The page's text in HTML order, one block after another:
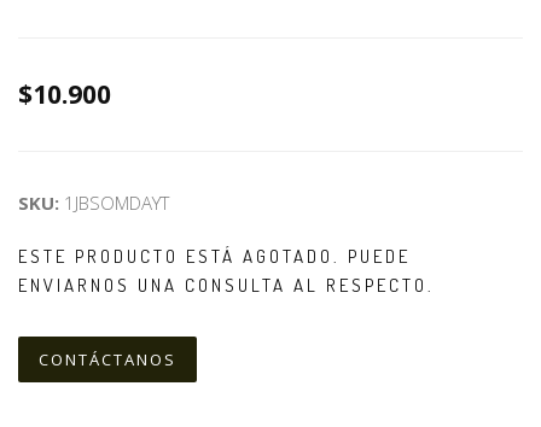
$10.900
SKU: 1JBSOMDAYT
ESTE PRODUCTO ESTÁ AGOTADO. PUEDE
ENVIARNOS UNA CONSULTA AL RESPECTO.
CONTÁCTANOS